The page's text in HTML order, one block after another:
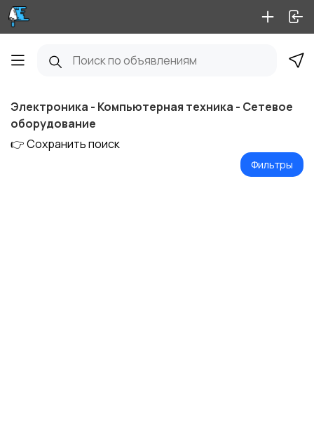
Электроника - Компьютерная техника - Сетевое
оборудование
👉 Сохранить поиск
Фильтры